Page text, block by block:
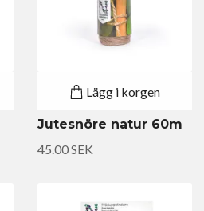
Lägg i korgen
Jutesnöre natur 60m
45.00 SEK